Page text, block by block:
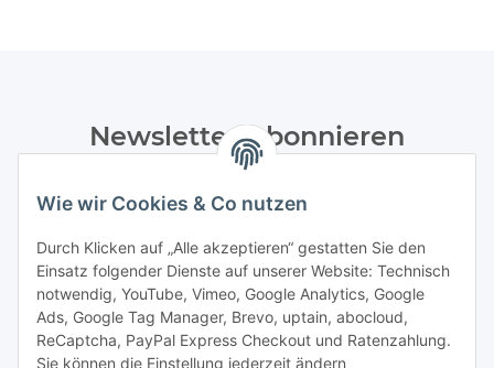
Wie wir Cookies & Co nutzen
Durch Klicken auf „Alle akzeptieren“ gestatten Sie den
Einsatz folgender Dienste auf unserer Website: Technisch
notwendig, YouTube, Vimeo, Google Analytics, Google
Ads, Google Tag Manager, Brevo, uptain, abocloud,
ReCaptcha, PayPal Express Checkout und Ratenzahlung.
Sie können die Einstellung jederzeit ändern
Newsletter Abonnieren
Datenschutzerklärungregelmäßig und jederzeit widerruflich
Abonnieren
Newsletter Abonnieren
Gesetzliche Informationen